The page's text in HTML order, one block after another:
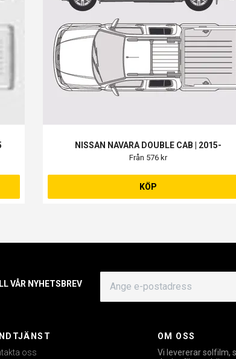
NISSAN NAVARA DOUBLE CAB | 2015-
Från 576 kr
KÖP
VÅR NYHETSBREV
oss
OM OSS
Vi levererar solfilm,